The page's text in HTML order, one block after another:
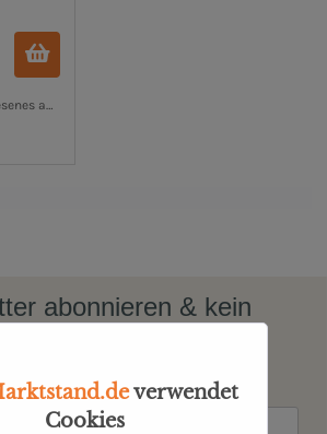
aus dem Ostetal
abonnieren & kein
verwendet
Cookies